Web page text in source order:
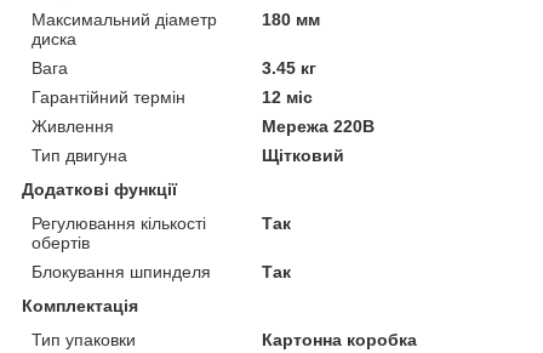
Максимальний діаметр
диска
180 мм
Вага
3.45 кг
Гарантійний термін
12 міс
Живлення
Мережа 220В
Тип двигуна
Щітковий
Додаткові функції
Регулювання кількості
обертів
Так
Блокування шпинделя
Так
Комплектація
Тип упаковки
Картонна коробка